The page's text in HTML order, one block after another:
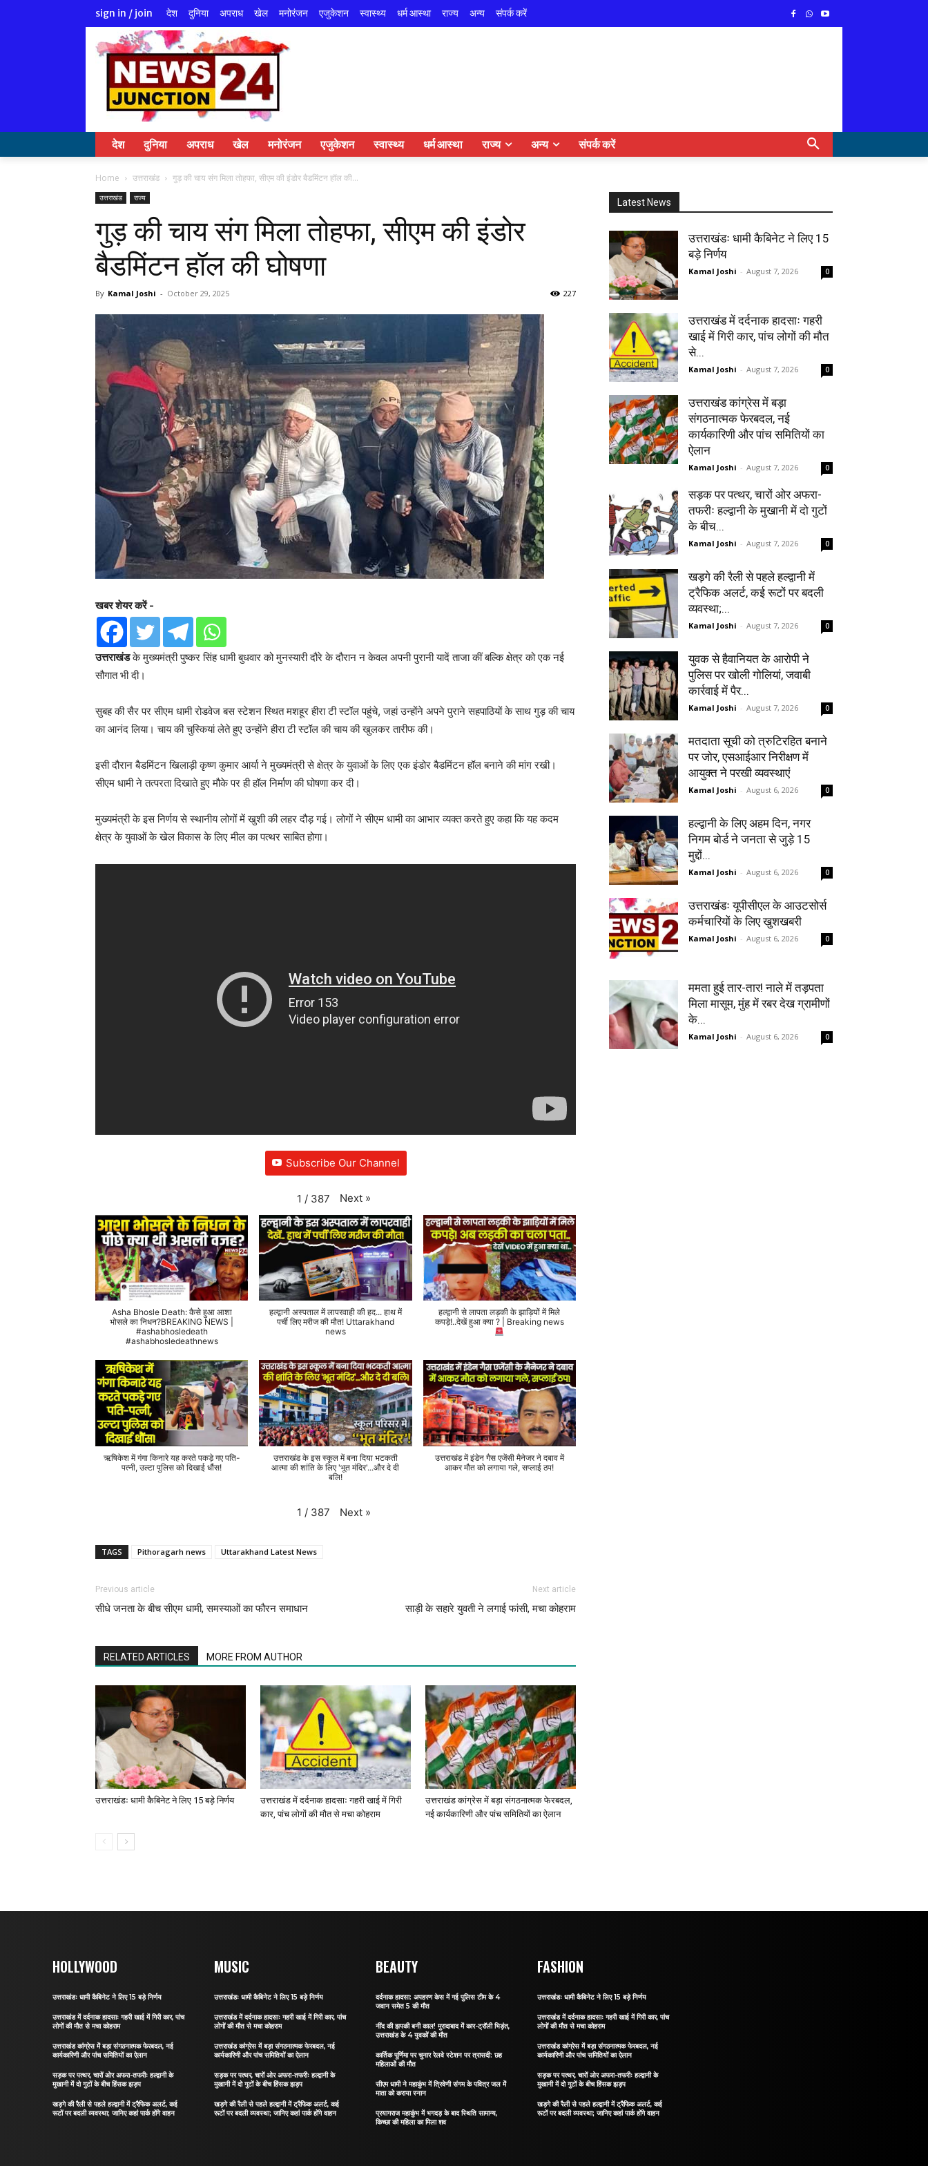
sign in / join देश दुनिया अपराध खेल मनोरंजन एजुकेशन स्वास्थ्य धर्म आस्था राज्य अन्य संपर्क करें
देश दुनिया अपराध खेल मनोरंजन एजुकेशन स्वास्थ्य धर्म आस्था राज्य अन्य संपर्क करें
Home उत्तराखंड गुड़ की चाय संग मिला तोहफा, सीएम की इंडोर बैडमिंटन हॉल की...
उत्तराखंड राज्य
गुड़ की चाय संग मिला तोहफा, सीएम की इंडोर
बैडमिंटन हॉल की घोषणा
By Kamal Joshi - October 29, 2025 227
खबर शेयर करें -
उत्तराखंडके मुख्यमंत्री पुष्कर सिंह धामी बुधवार को मुनस्यारी दौरे के दौरान न केवल अपनी पुरानी यादें ताजा कीं बल्कि क्षेत्र को एक नई
सौगात भी दी।
सुबह की सैर पर सीएम धामी रोडवेज बस स्टेशन स्थित मशहूर हीरा टी स्टॉल पहुंचे, जहां उन्होंने अपने पुराने सहपाठियों के साथ गुड़ की चाय
का आनंद लिया। चाय की चुस्कियां लेते हुए उन्होंने हीरा टी स्टॉल की चाय की खुलकर तारीफ की।
इसी दौरान बैडमिंटन खिलाड़ी कृष्ण कुमार आर्या ने मुख्यमंत्री से क्षेत्र के युवाओं के लिए एक इंडोर बैडमिंटन हॉल बनाने की मांग रखी।
सीएम धामी ने तत्परता दिखाते हुए मौके पर ही हॉल निर्माण की घोषणा कर दी।
मुख्यमंत्री के इस निर्णय से स्थानीय लोगों में खुशी की लहर दौड़ गई। लोगों ने सीएम धामी का आभार व्यक्त करते हुए कहा कि यह कदम
क्षेत्र के युवाओं के खेल विकास के लिए मील का पत्थर साबित होगा।
Subscribe Our Channel
1 / 387 Next »
Asha Bhosle Death: कैसे हुआ आशा
भोसले का निधन?BREAKING NEWS |
#ashabhosledeath
#ashabhosledeathnews
हल्द्वानी अस्पताल में लापरवाही की हद... हाथ में
पर्ची लिए मरीज की मौत! Uttarakhand
news
हल्द्वानी से लापता लड़की के झाड़ियों में मिले
कपड़े!..देखें हुआ क्या ? | Breaking news
ऋषिकेश में गंगा किनारे यह करते पकड़े गए पति-
पत्नी, उल्टा पुलिस को दिखाई धौंस!
उत्तराखंड के इस स्कूल में बना दिया भटकती
आत्मा की शांति के लिए 'भूत मंदिर'...और दे दी
बलि!
उत्तराखंड में इंडेन गैस एजेंसी मैनेजर ने दबाव में
आकर मौत को लगाया गले, सप्लाई ठप!
1 / 387 Next »
TAGS Pithoragarh news Uttarakhand Latest News
Previous article
सीधे जनता के बीच सीएम धामी, समस्याओं का फौरन समाधान
Next article
साड़ी के सहारे युवती ने लगाई फांसी, मचा कोहराम
RELATED ARTICLES MORE FROM AUTHOR
उत्तराखंडः धामी कैबिनेट ने लिए 15 बड़े निर्णय
उत्तराखंड में दर्दनाक हादसाः गहरी खाई में गिरी
कार, पांच लोगों की मौत से मचा कोहराम
उत्तराखंड कांग्रेस में बड़ा संगठनात्मक फेरबदल,
नई कार्यकारिणी और पांच समितियों का ऐलान
Latest News
उत्तराखंडः धामी कैबिनेट ने लिए 15
बड़े निर्णय
Kamal Joshi - August 7, 2026 0
उत्तराखंड में दर्दनाक हादसाः गहरी
खाई में गिरी कार, पांच लोगों की मौत
से...
Kamal Joshi - August 7, 2026 0
उत्तराखंड कांग्रेस में बड़ा
संगठनात्मक फेरबदल, नई
कार्यकारिणी और पांच समितियों का
ऐलान
Kamal Joshi - August 7, 2026 0
सड़क पर पत्थर, चारों ओर अफरा-
तफरीः हल्द्वानी के मुखानी में दो गुटों
के बीच...
Kamal Joshi - August 7, 2026 0
खड़गे की रैली से पहले हल्द्वानी में
ट्रैफिक अलर्ट, कई रूटों पर बदली
व्यवस्था;...
Kamal Joshi - August 7, 2026 0
युवक से हैवानियत के आरोपी ने
पुलिस पर खोली गोलियां, जवाबी
कार्रवाई में पैर...
Kamal Joshi - August 7, 2026 0
मतदाता सूची को त्रुटिरहित बनाने
पर जोर, एसआईआर निरीक्षण में
आयुक्त ने परखी व्यवस्थाएं
Kamal Joshi - August 6, 2026 0
हल्द्वानी के लिए अहम दिन, नगर
निगम बोर्ड ने जनता से जुड़े 15
मुद्दों...
Kamal Joshi - August 6, 2026 0
उत्तराखंडः यूपीसीएल के आउटसोर्स
कर्मचारियों के लिए खुशखबरी
Kamal Joshi - August 6, 2026 0
ममता हुई तार-तार! नाले में तड़पता
मिला मासूम, मुंह में रबर देख ग्रामीणों
के...
Kamal Joshi - August 6, 2026 0
HOLLYWOOD
उत्तराखंडः धामी कैबिनेट ने लिए 15 बड़े निर्णय
उत्तराखंड में दर्दनाक हादसाः गहरी खाई में गिरी कार, पांच
लोगों की मौत से मचा कोहराम
उत्तराखंड कांग्रेस में बड़ा संगठनात्मक फेरबदल, नई
कार्यकारिणी और पांच समितियों का ऐलान
सड़क पर पत्थर, चारों ओर अफरा-तफरीः हल्द्वानी के
मुखानी में दो गुटों के बीच हिंसक झड़प
खड़गे की रैली से पहले हल्द्वानी में ट्रैफिक अलर्ट, कई
रूटों पर बदली व्यवस्था; जानिए कहां पार्क होंगे वाहन
MUSIC
उत्तराखंडः धामी कैबिनेट ने लिए 15 बड़े निर्णय
उत्तराखंड में दर्दनाक हादसाः गहरी खाई में गिरी कार, पांच
लोगों की मौत से मचा कोहराम
उत्तराखंड कांग्रेस में बड़ा संगठनात्मक फेरबदल, नई
कार्यकारिणी और पांच समितियों का ऐलान
सड़क पर पत्थर, चारों ओर अफरा-तफरीः हल्द्वानी के
मुखानी में दो गुटों के बीच हिंसक झड़प
खड़गे की रैली से पहले हल्द्वानी में ट्रैफिक अलर्ट, कई
रूटों पर बदली व्यवस्था; जानिए कहां पार्क होंगे वाहन
BEAUTY
दर्दनाक हादसा: अपहरण केस में गई पुलिस टीम के 4
जवान समेत 5 की मौत
नींद की झपकी बनी काल! मुरादाबाद में कार-ट्रॉली भिड़ंत,
उत्तराखंड के 4 युवकों की मौत
कार्तिक पूर्णिमा पर चुनार रेलवे स्टेशन पर त्रासदी: छह
महिलाओं की मौत
सीएम धामी ने महाकुंभ में त्रिवेणी संगम के पवित्र जल में
माता को कराया स्नान
प्रयागराज महाकुंभ में भगदड़ के बाद स्थिति सामान्य,
किच्छा की महिला का मिला शव
FASHION
उत्तराखंडः धामी कैबिनेट ने लिए 15 बड़े निर्णय
उत्तराखंड में दर्दनाक हादसाः गहरी खाई में गिरी कार, पांच
लोगों की मौत से मचा कोहराम
उत्तराखंड कांग्रेस में बड़ा संगठनात्मक फेरबदल, नई
कार्यकारिणी और पांच समितियों का ऐलान
सड़क पर पत्थर, चारों ओर अफरा-तफरीः हल्द्वानी के
मुखानी में दो गुटों के बीच हिंसक झड़प
खड़गे की रैली से पहले हल्द्वानी में ट्रैफिक अलर्ट, कई
रूटों पर बदली व्यवस्था; जानिए कहां पार्क होंगे वाहन